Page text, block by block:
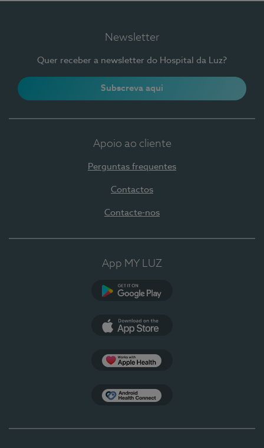
Newsletter
Quer receber a newsletter do Hospital da Luz?
Subscreva aqui
Apoio ao cliente
Perguntas frequentes
Contactos
Contacte-nos
App MY LUZ